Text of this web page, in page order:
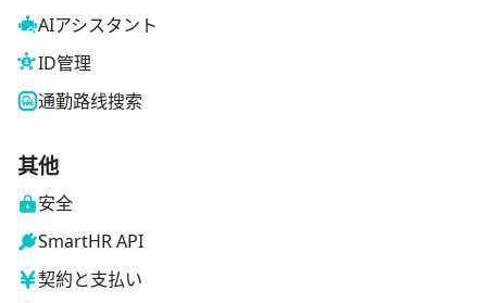
AIアシスタント
ID管理
通勤路线搜索
其他
安全
SmartHR API
契約と支払い